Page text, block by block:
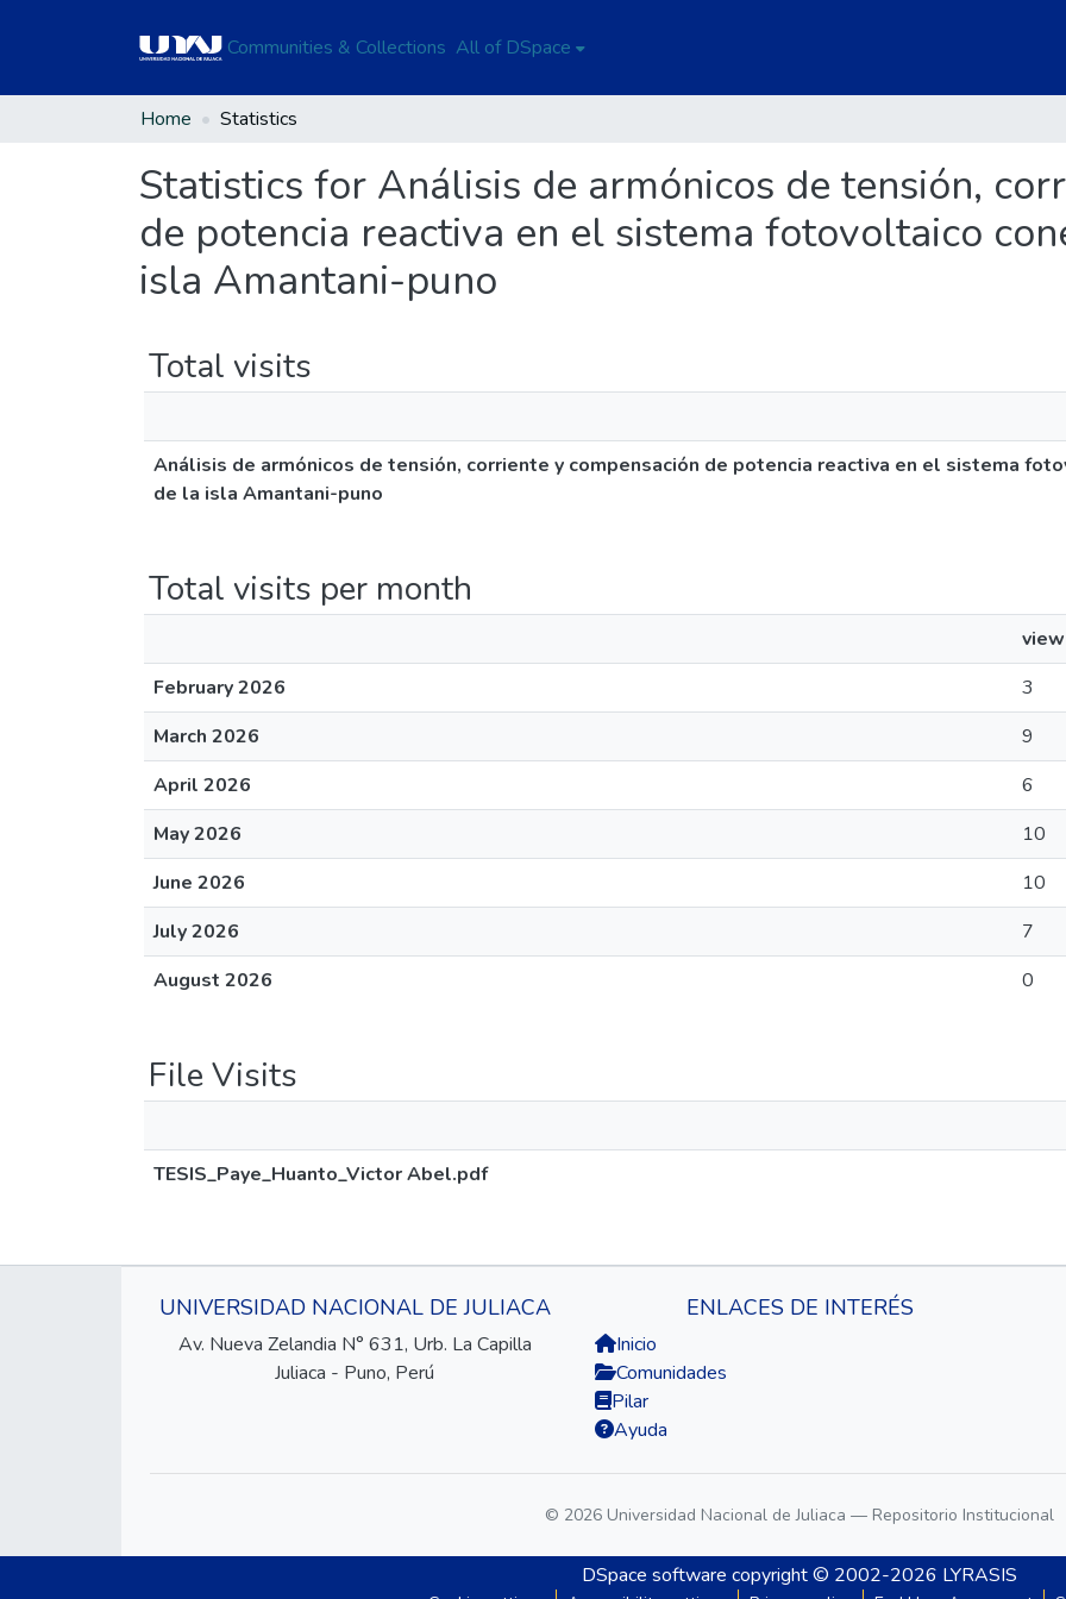
Communities & Collections All of DSpace
Home Statistics
Statistics for Análisis de armónicos de tensión,
de potencia reactiva en el sistema fotovoltaico
isla Amantani-puno
Total visits
Análisis de armónicos de tensión, corriente y compensación de potencia reactiva en el sistema
de la isla Amantani-puno
Total visits per month
February 2026
3
March 2026
9
April 2026
6
May 2026
10
June 2026
10
July 2026
7
August 2026
0
File Visits
TESIS_Paye_Huanto_Victor Abel.pdf
UNIVERSIDAD NACIONAL DE JULIACA
Av. Nueva Zelandia N° 631, Urb. La Capilla
Juliaca - Puno, Perú
ENLACES DE INTERÉS
Inicio
Comunidades
Pilar
Ayuda
© 2026 Universidad Nacional de Juliaca — Repositorio Institucional
DSpace software copyright © 2002-2026 LYRASIS